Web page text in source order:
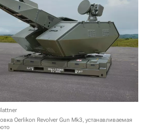
Oerlikon Revolver Gun Mk3, устанавливаемая